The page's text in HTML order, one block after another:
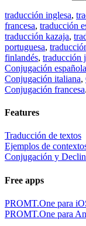
traducción inglesa,
francesa, traducción
traducción kazaja,
portuguesa,
finlandés, traducción
Conjugación española
Conjugación italiana,
Conjugación francesa.
Features
Traducción de textos
Ejemplos de
Conjugación y
Free apps
PROMT.One para
PROMT.One para